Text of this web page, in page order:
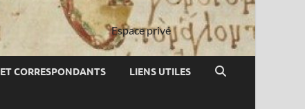
Espace privé
CORRESPONDANTS LIENS UTILES